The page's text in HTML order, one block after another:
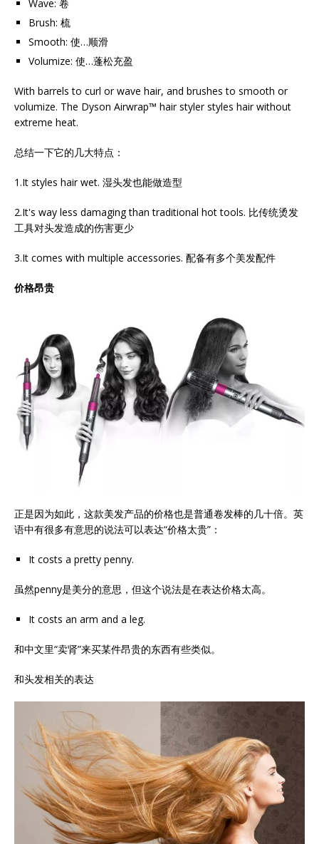
Wave: 卷
Brush: 梳
Smooth: 使…顺滑
Volumize: 使…蓬松充盈
With barrels to curl or wave hair, and brushes to smooth or
volumize. The Dyson Airwrap™ hair styler styles hair without
extreme heat.
总结一下它的几大特点：
1.It styles hair wet. 湿头发也能做造型
2.It's way less damaging than traditional hot tools. 比传统烫发
工具对头发造成的伤害更少
3.It comes with multiple accessories. 配备有多个美发配件
价格昂贵
正是因为如此，这款美发产品的价格也是普通卷发棒的几十倍。英
语中有很多有意思的说法可以表达“价格太贵”：
It costs a pretty penny.
虽然penny是美分的意思，但这个说法是在表达价格太高。
It costs an arm and a leg.
和中文里“卖肾”来买某件昂贵的东西有些类似。
和头发相关的表达